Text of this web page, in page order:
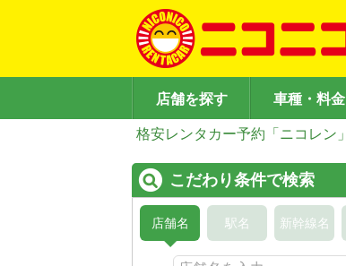
店舗を探す 車種・料金
格安レンタカー予約「ニコレン」
こだわり条件で検索
店舗名 駅名 新幹線名